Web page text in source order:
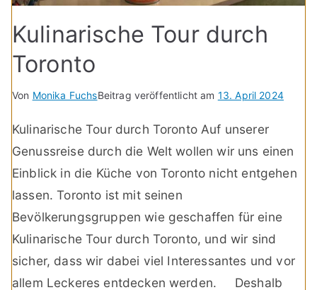
Kulinarische Tour durch
Toronto
Von Monika FuchsBeitrag veröffentlicht am 13. April 2024
Kulinarische Tour durch Toronto Auf unserer
Genussreise durch die Welt wollen wir uns einen
Einblick in die Küche von Toronto nicht entgehen
lassen. Toronto ist mit seinen
Bevölkerungsgruppen wie geschaffen für eine
Kulinarische Tour durch Toronto, und wir sind
sicher, dass wir dabei viel Interessantes und vor
allem Leckeres entdecken werden. Deshalb